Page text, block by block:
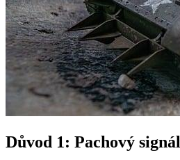
Důvod 1: Pachový signál